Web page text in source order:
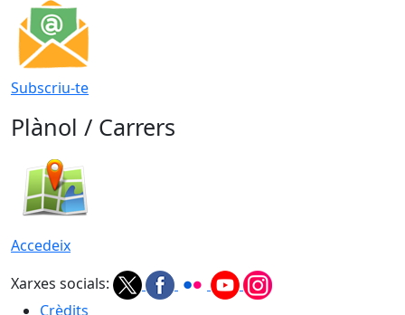
Subscriu-te
Plànol / Carrers
Accedeix
Xarxes socials:
Crèdits